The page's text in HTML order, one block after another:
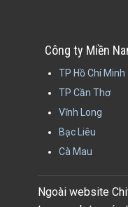
Công ty Miền
TP Hồ Chí Minh
TP Cần Thơ
Vĩnh Long
Bạc Liêu
Cà Mau
Ngoài website